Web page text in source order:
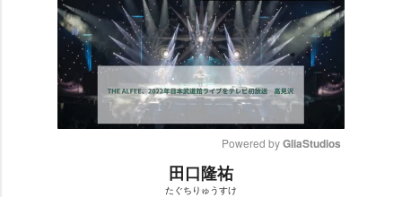
Powered by GliaStudios
田口隆祐
たぐちりゅうすけ